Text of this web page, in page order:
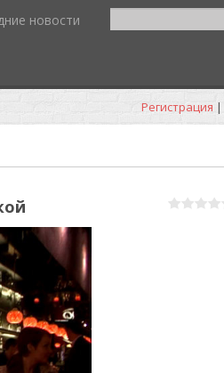
новости
Регистрация |